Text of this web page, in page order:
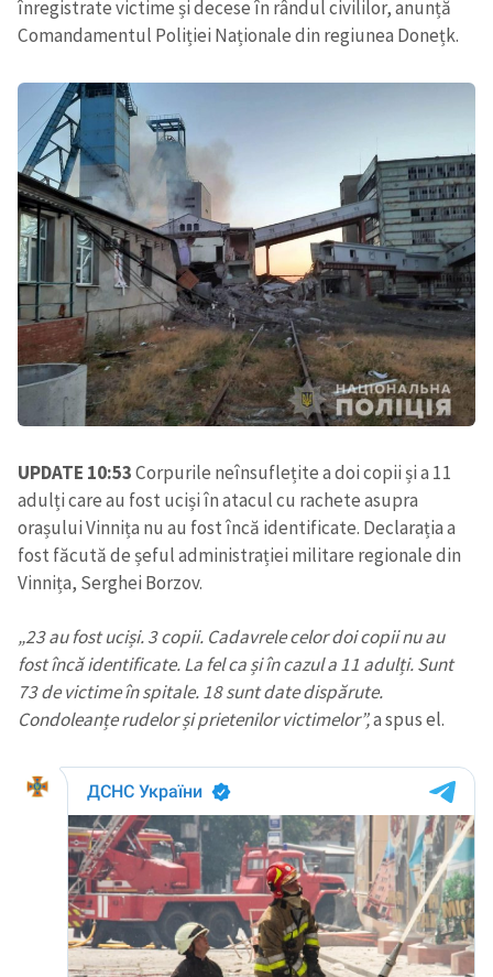
înregistrate victime și decese în rândul civililor, anunță
Comandamentul Poliției Naționale din regiunea Donețk.
UPDATE 10:53Corpurile neînsuflețite a doi copii și a 11
adulți care au fost uciși în atacul cu rachete asupra
orașului Vinnița nu au fost încă identificate. Declarația a
fost făcută de șeful administrației militare regionale din
Vinnița, Serghei Borzov.
„23 au fost uciși. 3 copii. Cadavrele celor doi copii nu au
fost încă identificate. La fel ca și în cazul a 11 adulți. Sunt
73 de victime în spitale. 18 sunt date dispărute.
Condoleanțe rudelor și prietenilor victimelor”,a spus el.